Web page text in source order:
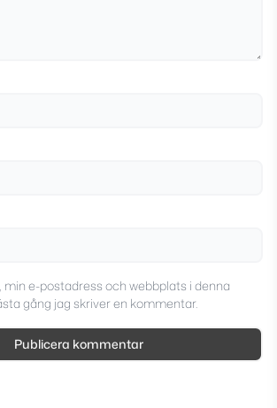
min e-postadress och webbplats i denna
gång jag skriver en kommentar.